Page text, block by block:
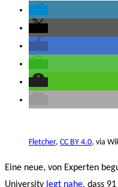
Fletcher, CC BY 4.0, via
Eine neue, von Experten
University legt nahe, dass